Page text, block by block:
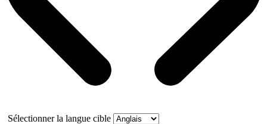
Sélectionner la langue cible